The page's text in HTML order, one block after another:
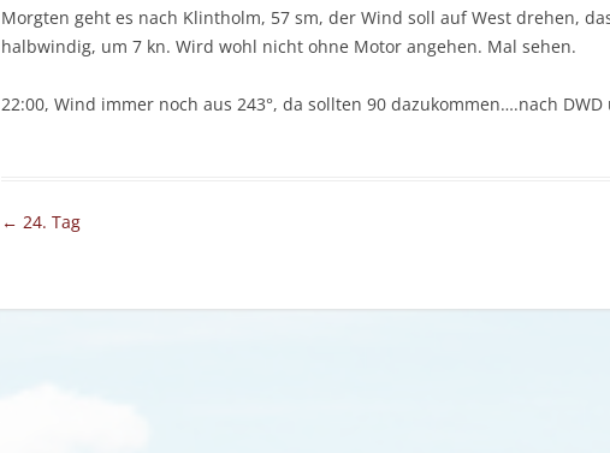
Morgten geht es nach Klintholm, 57 sm, der Wind soll auf West drehen,
halbwindig, um 7 kn. Wird wohl nicht ohne Motor angehen. Mal sehen.
22:00, Wind immer noch aus 243°, da sollten 90 dazukommen….nach DWD
Artikel-Navigation
← 24. Tag